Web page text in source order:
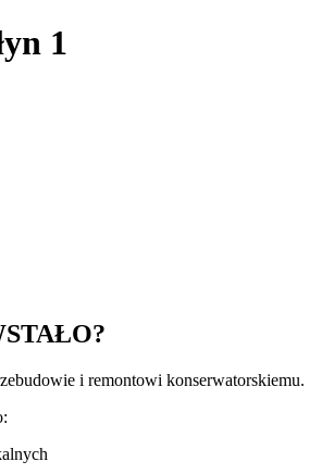
1
i remontowi konserwatorskiemu.